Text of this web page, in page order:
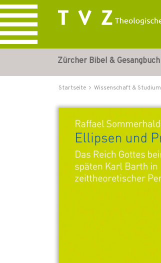
Zürcher Bibel & Gesangbuch
Startseite Wissenschaft & Studium